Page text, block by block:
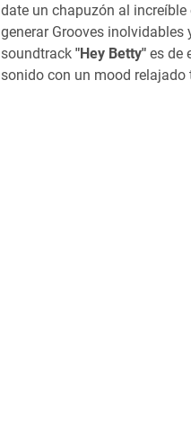
date un chapuzón al increíble
generar Grooves inolvidables
soundtrack "Hey Betty" es de
sonido con un mood